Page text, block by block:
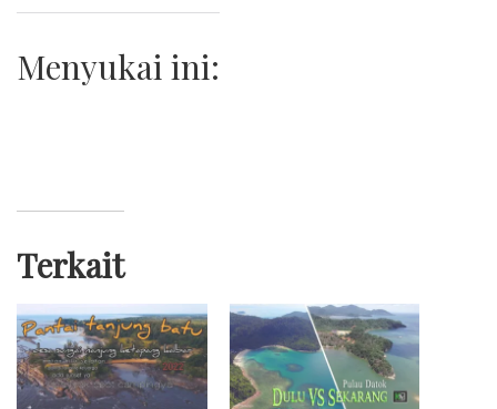
Menyukai ini:
Terkait